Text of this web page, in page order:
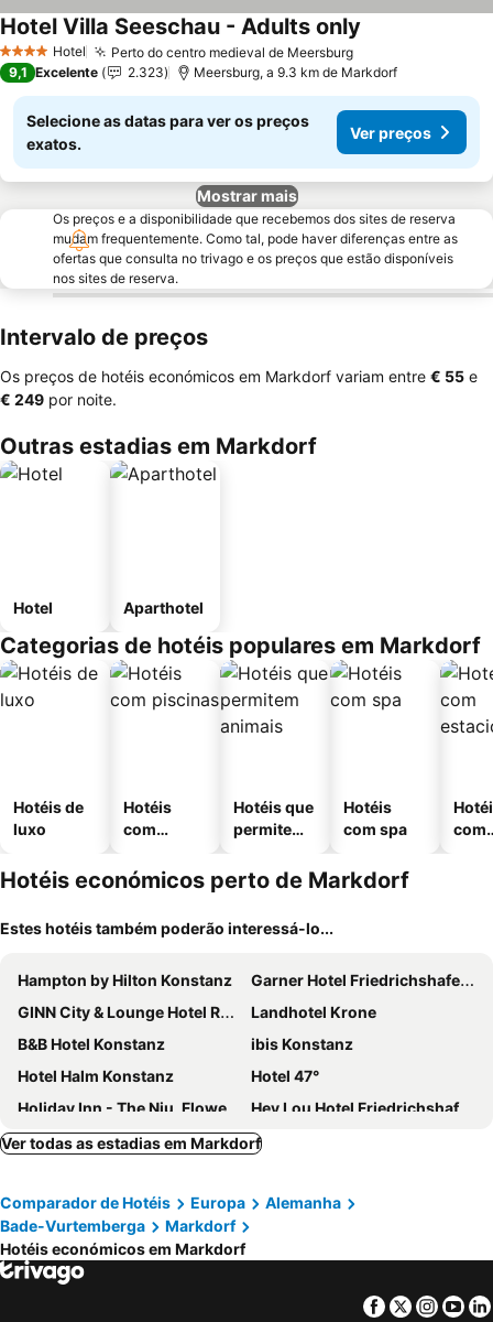
4 EstrelasHotel Perto do centro medieval de Meersburg
Hotel Villa Seeschau - Adults only
9,1 Excelente 2.323 Meersburg, a 9.3 km de Markdorf
Selecione as datas para ver os preços
exatos.
Ver preços
Mostrar mais
Os preços e a disponibilidade que recebemos dos sites de reserva
mudam frequentemente. Como tal, pode haver diferenças entre as
ofertas que consulta no trivago e os preços que estão disponíveis
nos sites de reserva.
Intervalo de preços
Os preços de hotéis económicos em Markdorf variam entre ‎€ 55 e
‎€ 249 por noite.
Outras estadias em Markdorf
Hotel Aparthotel
Categorias de hotéis populares em Markdorf
Hotéis de
luxo
Hotéis
com
Hotéis que
permitem
Hotéis
com spa
com
Hotéis económicos perto de Markdorf
Estes hotéis também poderão interessá-lo...
Hampton by Hilton Konstanz
Garner Hotel Friedrichshafen By Ihg
GINN City & Lounge Hotel Ravensburg
Landhotel Krone
B&B Hotel Konstanz
ibis Konstanz
Hotel Halm Konstanz
Hotel 47°
Holiday Inn - The Niu, Flower Konstanz By Ihg
Hey Lou Hotel Friedrichshafen
Apartment Hotel Konstanz
B&B Hotel Ravensburg
Hotel Bären Meersburg
Bodensee - Hotel Kreuz
ibis Friedrichshafen Airport Messe
Hotel am Fischmarkt
Bodenseehotel Renn
Ver todas as estadias em Markdorf
Comparador de Hotéis Europa
Alemanha
Bade-Vurtemberga
Markdorf
Hotéis económicos em Markdorf
Facebook
Twitter